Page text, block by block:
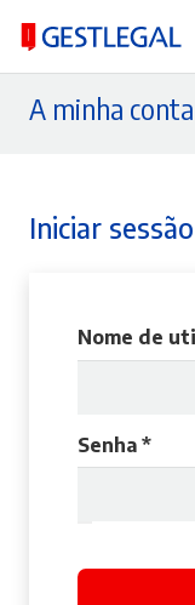
A minha conta
Iniciar sessão
Nome de
Senha *